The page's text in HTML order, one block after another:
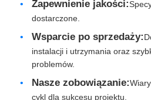
Zapewnienie jakości:
dostarczone.
Wsparcie po sprzedaży:
instalacji i utrzymania oraz
problemów.
Nasze zobowiązanie:
cykl dla sukcesu projektu.